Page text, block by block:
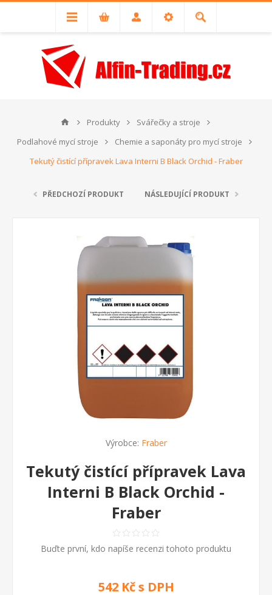
Produkty
Svářečky a stroje
Podlahové mycí stroje
Chemie a saponáty pro mycí stroje
Tekutý čistící přípravek Lava Interni B Black Orchid - Fraber
PŘEDCHOZÍ PRODUKT NÁSLEDUJÍCÍ PRODUKT
Výrobce: Fraber
Tekutý čistící přípravek Lava
Interni B Black Orchid -
Fraber
Buďte první, kdo napíše recenzi tohoto produktu
542 Kč s DPH